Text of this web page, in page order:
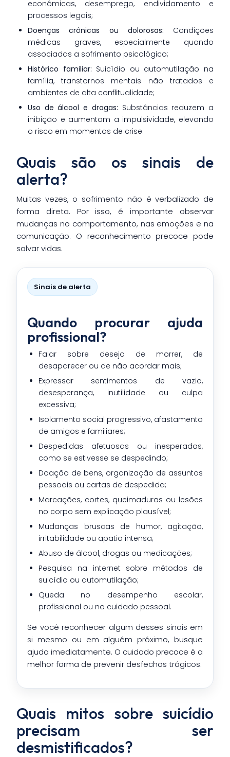
econômicas, desemprego, endividamento e
processos legais;
Doenças crônicas ou dolorosas: Condições
médicas graves, especialmente quando
associadas a sofrimento psicológico;
Histórico familiar: Suicídio ou automutilação na
família, transtornos mentais não tratados e
ambientes de alta conflitualidade;
Uso de álcool e drogas: Substâncias reduzem a
inibição e aumentam a impulsividade, elevando
o risco em momentos de crise.
Quais são os sinais de
alerta?
Muitas vezes, o sofrimento não é verbalizado de
forma direta. Por isso, é importante observar
mudanças no comportamento, nas emoções e na
comunicação. O reconhecimento precoce pode
salvar vidas.
Sinais de alerta
Quando procurar ajuda
profissional?
Falar sobre desejo de morrer, de
desaparecer ou de não acordar mais;
Expressar sentimentos de vazio,
desesperança, inutilidade ou culpa
excessiva;
Isolamento social progressivo, afastamento
de amigos e familiares;
Despedidas afetuosas ou inesperadas,
como se estivesse se despedindo;
Doação de bens, organização de assuntos
pessoais ou cartas de despedida;
Marcações, cortes, queimaduras ou lesões
no corpo sem explicação plausível;
Mudanças bruscas de humor, agitação,
irritabilidade ou apatia intensa;
Abuso de álcool, drogas ou medicações;
Pesquisa na internet sobre métodos de
suicídio ou automutilação;
Queda no desempenho escolar,
profissional ou no cuidado pessoal.
Se você reconhecer algum desses sinais em
si mesmo ou em alguém próximo, busque
ajuda imediatamente. O cuidado precoce é a
melhor forma de prevenir desfechos trágicos.
Quais mitos sobre suicídio
precisam ser
desmistificados?